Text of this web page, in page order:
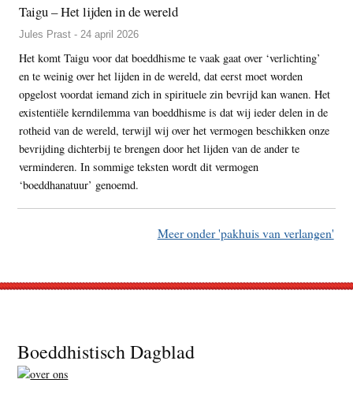
Taigu – Het lijden in de wereld
Jules Prast - 24 april 2026
Het komt Taigu voor dat boeddhisme te vaak gaat over ‘verlichting’
en te weinig over het lijden in de wereld, dat eerst moet worden
opgelost voordat iemand zich in spirituele zin bevrijd kan wanen. Het
existentiële kerndilemma van boeddhisme is dat wij ieder delen in de
rotheid van de wereld, terwijl wij over het vermogen beschikken onze
bevrijding dichterbij te brengen door het lijden van de ander te
verminderen. In sommige teksten wordt dit vermogen
‘boeddhanatuur’ genoemd.
Meer onder 'pakhuis van verlangen'
Footer
Boeddhistisch Dagblad